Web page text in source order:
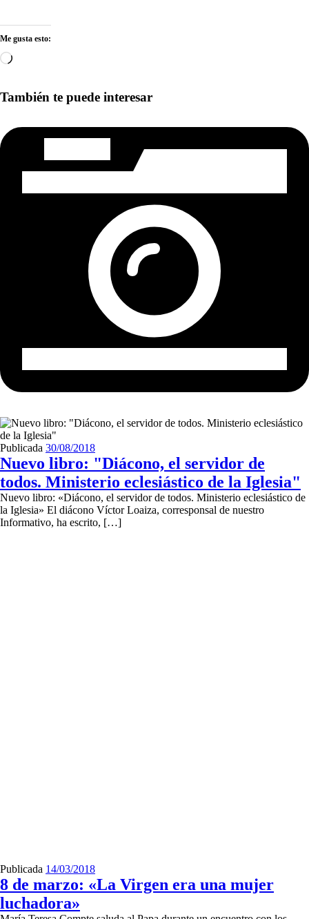
Me gusta esto:
Cargando...
También te puede interesar
Publicada 30/08/2018
Nuevo libro: "Diácono, el servidor de
todos. Ministerio eclesiástico de la Iglesia"
Nuevo libro: «Diácono, el servidor de todos. Ministerio eclesiástico de
la Iglesia» El diácono Víctor Loaiza, corresponsal de nuestro
Informativo, ha escrito, […]
Publicada 14/03/2018
8 de marzo: «La Virgen era una mujer
luchadora»